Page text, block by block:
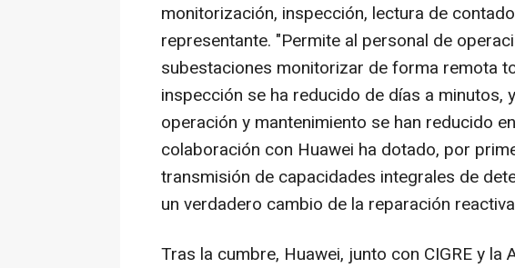
monitorización, inspección, lectura de
representante. "Permite al personal de
subestaciones monitorizar de forma remota
inspección se ha reducido de días a minutos,
operación y mantenimiento se han reducido
colaboración con Huawei ha dotado, por
transmisión de capacidades integrales de
un verdadero cambio de la reparación
Tras la cumbre, Huawei, junto con CIGRE y